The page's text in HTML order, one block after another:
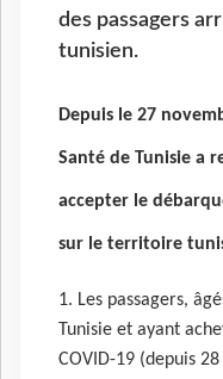
des passagers
tunisien.
Depuis le 27
Santé de Tunisie a
accepter le
sur le territoire
1. Les passagers,
Tunisie et ayant
COVID-19 (depuis